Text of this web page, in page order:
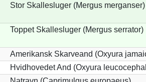
Stor Skallesluger (Mergus merganser)
Toppet Skallesluger (Mergus serrator)
Amerikansk Skarveand (Oxyura
Hvidhovedet And (Oxyura